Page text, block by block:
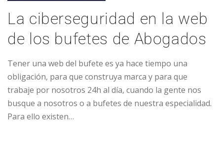
La ciberseguridad en la web
de los bufetes de Abogados
Tener una web del bufete es ya hace tiempo una
obligación, para que construya marca y para que
trabaje por nosotros 24h al día, cuando la gente nos
busque a nosotros o a bufetes de nuestra especialidad.
Para ello existen…